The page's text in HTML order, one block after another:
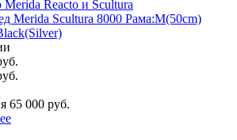
Merida Scultura 8000 Рама:M(50cm)
65 000 руб.